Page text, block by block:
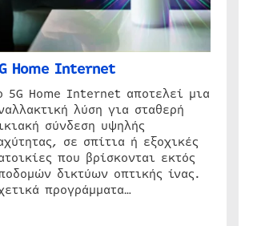
Home Internet
5G Home Internet αποτελεί μια
λύση για σταθερή
σύνδεση υψηλής
σε σπίτια ή εξοχικές
που βρίσκονται εκτός
δικτύων οπτικής ίνας.
προγράμματα…